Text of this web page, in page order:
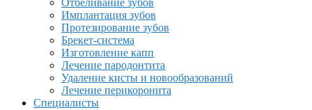
Отбеливание зубов
Имплантация зубов
Протезирование зубов
Брекет-система
Изготовление капп
Лечение пародонтита
Удаление кисты и новообразований
Лечение перикоронита
Специалисты